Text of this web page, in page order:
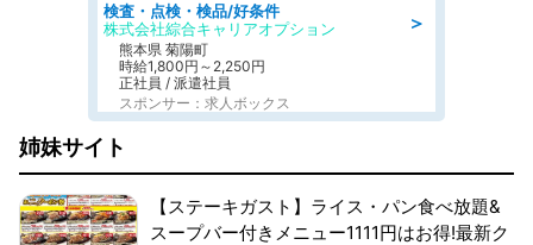
＞
検査・点検・検品/好条件
株式会社綜合キャリアオプション
熊本県 菊陽町
時給1,800円～2,250円
正社員 / 派遣社員
スポンサー：求人ボックス
姉妹サイト
【ステーキガスト】ライス・パン食べ放題&
スープバー付きメニュー1111円はお得!最新ク